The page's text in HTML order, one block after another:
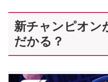
新チャンピオン
だかる？